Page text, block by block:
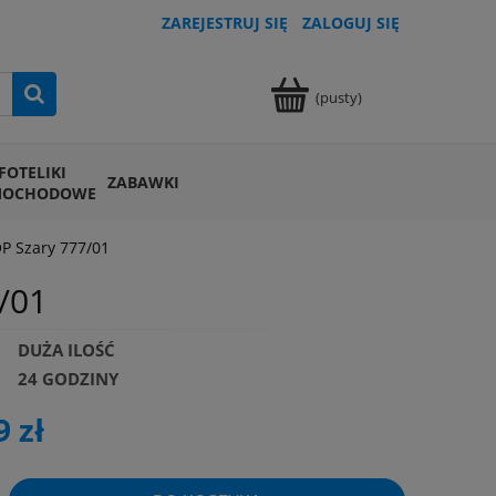
ZAREJESTRUJ SIĘ ZALOGUJ SIĘ
(pusty)
ZABAWKI
Szary 777/01
DUŻA ILOŚĆ
24 GODZINY
zł